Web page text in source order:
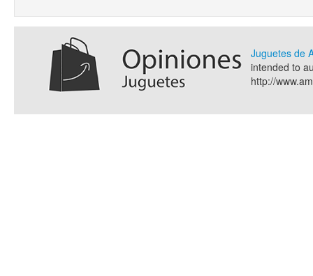
Juguetes de
intended to
http://